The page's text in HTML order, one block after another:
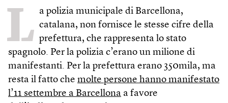
L a polizia municipale di Barcellona,
catalana, non fornisce le stesse cifre della
prefettura, che rappresenta lo stato
spagnolo. Per la polizia c’erano un milione di
manifestanti. Per la prefettura erano 350mila, ma
resta il fatto che molte persone hanno manifestato
l’11 settembre a Barcellona a favore